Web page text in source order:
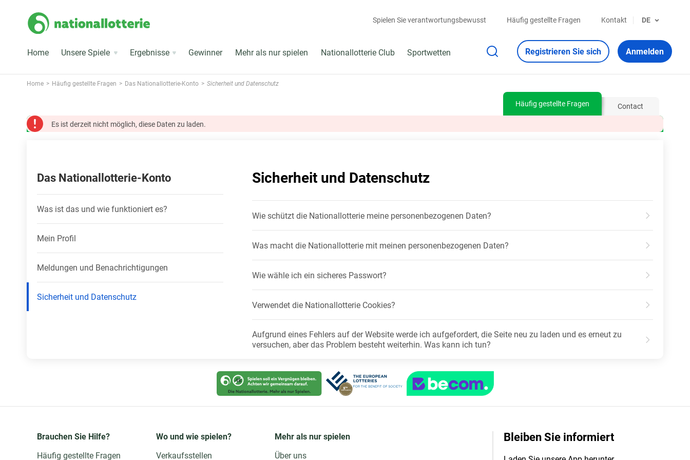
Spielen Sie verantwortungsbewusst Häufig gestellte Fragen Kontakt DE
Home Unsere Spiele Ergebnisse Gewinner Mehr als nur spielen Nationallotterie Club Sportwetten Registrieren Sie sich Anmelden
Home Häufig gestellte Fragen Das Nationallotterie-Konto Sicherheit und Datenschutz
Häufig gestellte Fragen
Contact
Es ist derzeit nicht möglich, diese Daten zu laden.
Das Nationallotterie-Konto
Was ist das und wie funktioniert es?
Mein Profil
Meldungen und Benachrichtigungen
Sicherheit und Datenschutz
Sicherheit und Datenschutz
Wie schützt die Nationallotterie meine personenbezogenen Daten?
Was macht die Nationallotterie mit meinen personenbezogenen Daten?
Wie wähle ich ein sicheres Passwort?
Verwendet die Nationallotterie Cookies?
Aufgrund eines Fehlers auf der Website werde ich aufgefordert, die Seite neu zu laden und es erneut zu
versuchen, aber das Problem besteht weiterhin. Was kann ich tun?
Brauchen Sie Hilfe?
Häufig gestellte Fragen
Wo und wie spielen?
Verkaufsstellen
Mehr als nur spielen
Über uns
Bleiben Sie informiert